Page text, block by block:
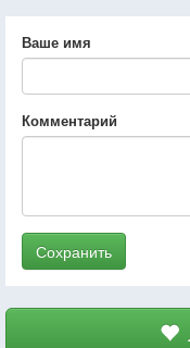
Ваше имя
Комментарий
Сохранить